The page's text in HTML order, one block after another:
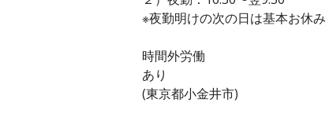
※夜勤明けの次の日は基本お休み
時間外労働
あり
(東京都小金井市)